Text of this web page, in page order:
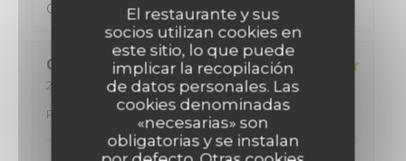
El restaurante y sus
socios utilizan cookies en
este sitio, lo que puede
implicar la recopilación
de datos personales. Las
cookies denominadas
«necesarias» son
obligatorias y se instalan
Cuisine excellente Menu copieux, avec du choix
CYRIL
2026-08-02- 12:00 - Invitados 2
/5 Ambiente:5/5 Menú: 5/5 Calidad /
Precio